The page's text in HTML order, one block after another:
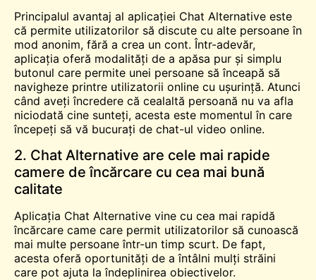
Principalul avantaj al aplicației Chat Alternative este
că permite utilizatorilor să discute cu alte persoane în
mod anonim, fără a crea un cont. Într-adevăr,
aplicația oferă modalități de a apăsa pur și simplu
butonul care permite unei persoane să înceapă să
navigheze printre utilizatorii online cu ușurință. Atunci
când aveți încredere că cealaltă persoană nu va afla
niciodată cine sunteți, acesta este momentul în care
începeți să vă bucurați de chat-ul video online.
2. Chat Alternative are cele mai rapide
camere de încărcare cu cea mai bună
calitate
Aplicația Chat Alternative vine cu cea mai rapidă
încărcare came care permit utilizatorilor să cunoască
mai multe persoane într-un timp scurt. De fapt,
acesta oferă oportunități de a întâlni mulți străini
care pot ajuta la îndeplinirea obiectivelor.